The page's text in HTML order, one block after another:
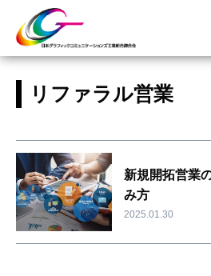
リファラル営業
新規開拓営業
み方
2025.01.30